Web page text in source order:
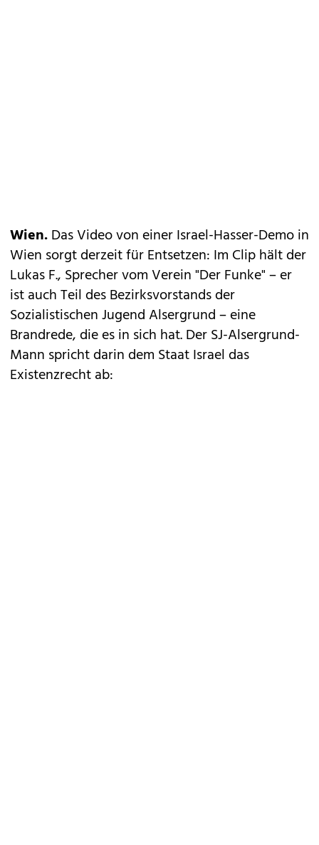
Wien.Das Video von einer Israel-Hasser-Demo in
Wien sorgt derzeit für Entsetzen: Im Clip hält der
Lukas F., Sprecher vom Verein "Der Funke" – er
ist auch Teil des Bezirksvorstands der
Sozialistischen Jugend Alsergrund – eine
Brandrede, die es in sich hat. Der SJ-Alsergrund-
Mann spricht darin dem Staat Israel das
Existenzrecht ab: